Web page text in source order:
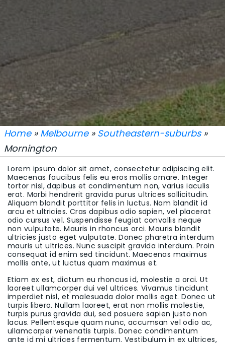
Home» Melbourne» Southeastern-suburbs»
Mornington
Lorem ipsum dolor sit amet, consectetur adipiscing elit.
Maecenas faucibus felis eu eros mollis ornare. Integer
tortor nisl, dapibus et condimentum non, varius iaculis
erat. Morbi hendrerit gravida purus ultrices sollicitudin.
Aliquam blandit porttitor felis in luctus. Nam blandit id
arcu et ultricies. Cras dapibus odio sapien, vel placerat
odio cursus vel. Suspendisse feugiat convallis neque
non vulputate. Mauris in rhoncus orci. Mauris blandit
ultricies justo eget vulputate. Donec pharetra interdum
mauris ut ultrices. Nunc suscipit gravida interdum. Proin
consequat id enim sed tincidunt. Maecenas maximus
mollis ante, ut luctus quam maximus et.
Etiam ex est, dictum eu rhoncus id, molestie a orci. Ut
laoreet ullamcorper dui vel ultrices. Vivamus tincidunt
imperdiet nisl, et malesuada dolor mollis eget. Donec ut
turpis libero. Nullam laoreet, erat non mollis molestie,
turpis purus gravida dui, sed posuere sapien justo non
lacus. Pellentesque quam nunc, accumsan vel odio ac,
ullamcorper venenatis turpis. Donec condimentum
ante id mi ultrices fermentum. Vestibulum in ex ultrices,